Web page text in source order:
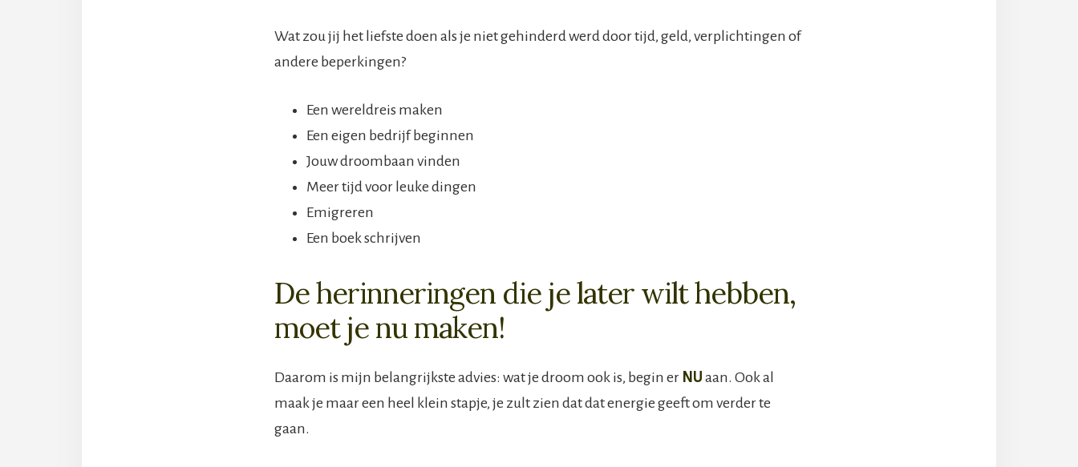
Wat zou jij het liefste doen als je niet gehinderd werd door tijd, geld, verplichtingen of
andere beperkingen?
Een wereldreis maken
Een eigen bedrijf beginnen
Jouw droombaan vinden
Meer tijd voor leuke dingen
Emigreren
Een boek schrijven
De herinneringen die je later wilt hebben,
moet je nu maken!
Daarom is mijn belangrijkste advies: wat je droom ook is, begin er NU aan. Ook al
maak je maar een heel klein stapje, je zult zien dat dat energie geeft om verder te
gaan.